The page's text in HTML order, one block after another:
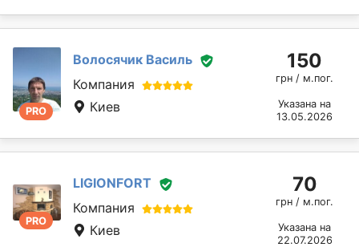
PRO
Волосячик Василь
Компания
Киев
150
грн / м.пог.
Указана на
13.05.2026
PRO
LIGIONFORT
Компания
Киев
70
грн / м.пог.
Указана на
22.07.2026